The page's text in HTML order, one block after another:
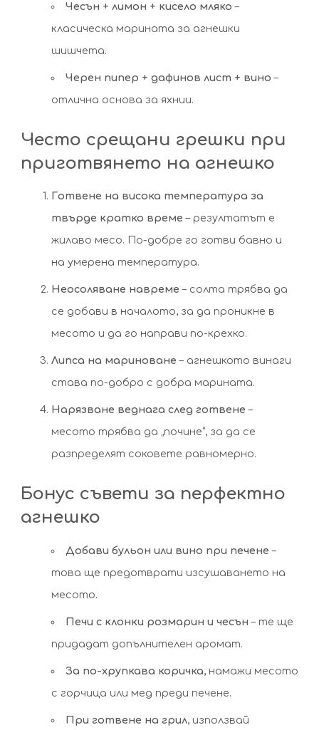
Чесън + лимон + кисело мляко –
класическа марината за агнешки
шишчета.
Черен пипер + дафинов лист + вино –
отлична основа за яхнии.
Често срещани грешки при
приготвянето на агнешко
Готвене на висока температура за
твърде кратко време – резултатът е
жилаво месо. По-добре го готви бавно и
на умерена температура.
Неосоляване навреме – солта трябва да
се добави в началото, за да проникне в
месото и да го направи по-крехко.
Липса на мариноване – агнешкото винаги
става по-добро с добра марината.
Нарязване веднага след готвене –
месото трябва да „почине“, за да се
разпределят соковете равномерно.
Бонус съвети за перфектно
агнешко
Добави бульон или вино при печене –
това ще предотврати изсушаването на
месото.
Печи с клонки розмарин и чесън – те ще
придадат допълнителен аромат.
За по-хрупкава коричка, намажи месото
с горчица или мед преди печене.
При готвене на грил, използвай